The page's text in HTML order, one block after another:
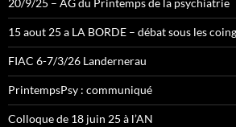
20/9/25 – AG du Printemps de la psychiatrie
15 aout 25 a LA BORDE – débat sous les
FIAC 6-7/3/26 Landernerau
PrintempsPsy : communiqué
Colloque de 18 juin 25 à l’AN